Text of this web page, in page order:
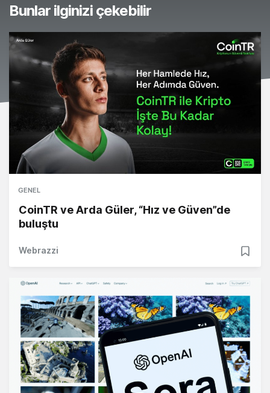
Bunlar ilginizi çekebilir
GENEL
CoinTR ve Arda Güler, “Hız ve Güven”de
buluştu
Webrazzi